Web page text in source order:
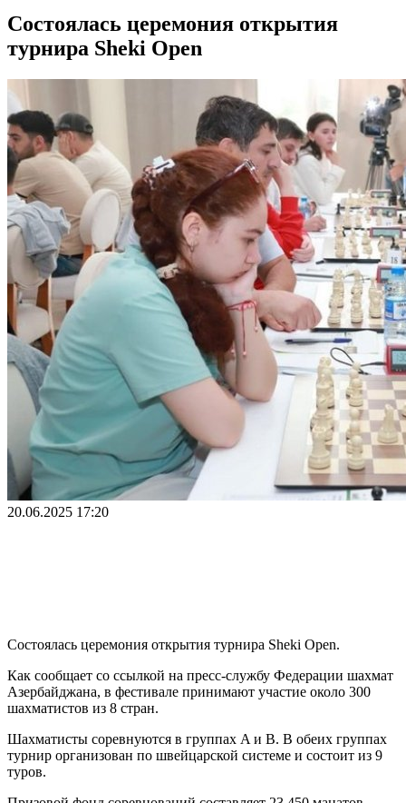
Состоялась церемония открытия
турнира Sheki Open
20.06.2025 17:20
Состоялась церемония открытия турнира Sheki Open.
Как сообщает со ссылкой на пресс-службу Федерации шахмат
Азербайджана, в фестивале принимают участие около 300
шахматистов из 8 стран.
Шахматисты соревнуются в группах A и B. В обеих группах
турнир организован по швейцарской системе и состоит из 9
туров.